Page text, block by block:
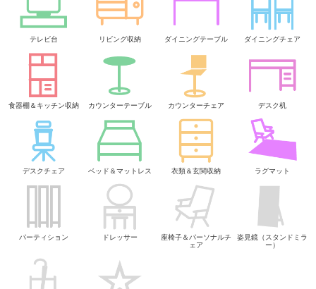
テレビ台 リビング収納 ダイニングテーブル ダイニングチェア
食器棚＆キッチン収納 カウンターテーブル カウンターチェア デスク机
デスクチェア ベッド＆マットレス 衣類＆玄関収納 ラグマット
パーティション ドレッサー
座椅子＆パーソナルチ
ェア
姿見鏡（スタンドミラ
ー）